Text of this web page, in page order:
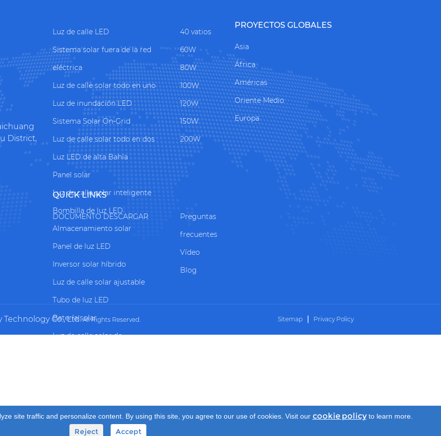
District,
Luz de calle LED
Sistema solar fuera de la red
eléctrica
Luz de calle solar todo en uno
Luz de inundación LED
Sistema Solar On-Grid
Luz de calle solar todo en dos
Luz LED de alta Bahía
Panel solar
Luz de calle solar inteligente
Bombilla de luz LED
Almacenamiento solar
Panel de luz LED
Inversor solar híbrido
Luz de calle solar ajustable
Tubo de luz LED
Batería solar
Luz de calle solar de
Farola solar
Luz solar del jardín
40 vatios
60W
80W
100W
120W
150W
200W
QUICK LINKS
DOCUMENTO DESCARGAR
Preguntas
frecuentes
Vídeo
Blog
PROYECTOS GLOBALES
Asia
África
Américas
Oriente Medio
Europa
Co., Ltd.All Rights Reserved. Sitemap | Privacy Policy
site traffic and personalize content. By using this site, you agree to our use of cookies. Visit our cookie policyto learn more.
Reject Accept